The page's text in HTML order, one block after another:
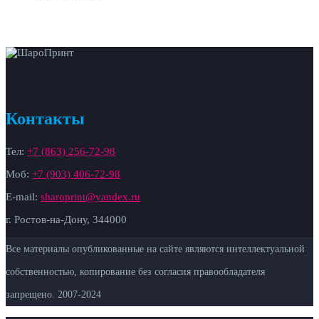
Контакты
Тел: +7 (863) 256-72-98
Моб: +7 (903) 406-72-98
E-mail: sharoprint@yandex.ru
г. Ростов-на-Дону, 344000
Все материалы опубликованные на сайте являются интеллектуальной
собственностью, копирование без согласия правообладателя
запрещено. 2007-2024